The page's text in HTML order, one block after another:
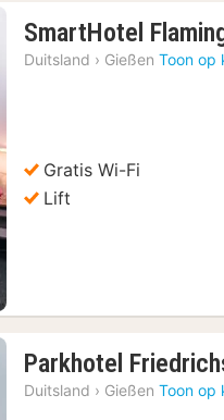
foto
SmartHotel
Duitsland › Gießen Toon op
Gratis Wi-Fi
Lift
Parkhotel
Duitsland › Gießen Toon op